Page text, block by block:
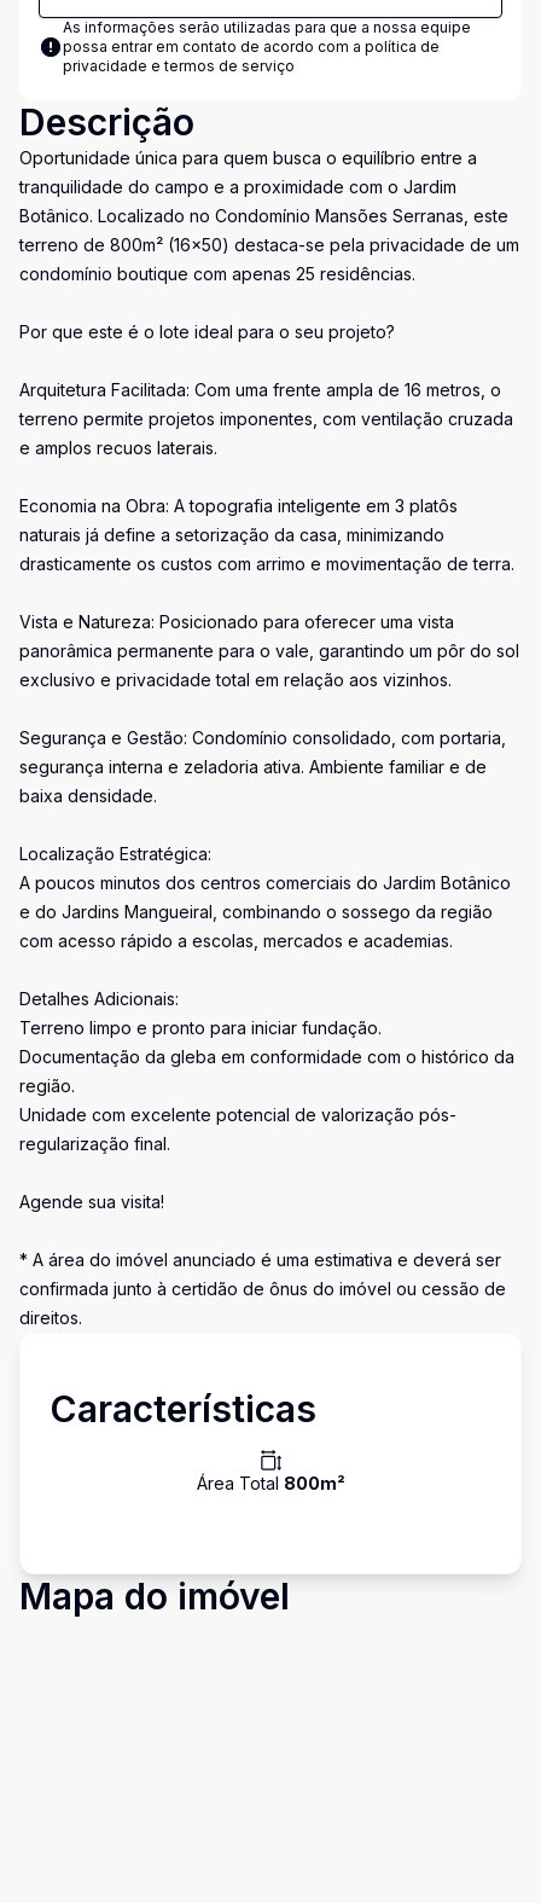
As informações serão utilizadas para que a nossa equipe
possa entrar em contato de acordo com a política de
privacidade e termos de serviço
Descrição
Oportunidade única para quem busca o equilíbrio entre a
tranquilidade do campo e a proximidade com o Jardim
Botânico. Localizado no Condomínio Mansões Serranas, este
terreno de 800m² (16x50) destaca-se pela privacidade de um
condomínio boutique com apenas 25 residências.
Por que este é o lote ideal para o seu projeto?
Arquitetura Facilitada: Com uma frente ampla de 16 metros, o
terreno permite projetos imponentes, com ventilação cruzada
e amplos recuos laterais.
Economia na Obra: A topografia inteligente em 3 platôs
naturais já define a setorização da casa, minimizando
drasticamente os custos com arrimo e movimentação de terra.
Vista e Natureza: Posicionado para oferecer uma vista
panorâmica permanente para o vale, garantindo um pôr do sol
exclusivo e privacidade total em relação aos vizinhos.
Segurança e Gestão: Condomínio consolidado, com portaria,
segurança interna e zeladoria ativa. Ambiente familiar e de
baixa densidade.
Localização Estratégica:
A poucos minutos dos centros comerciais do Jardim Botânico
e do Jardins Mangueiral, combinando o sossego da região
com acesso rápido a escolas, mercados e academias.
Detalhes Adicionais:
Terreno limpo e pronto para iniciar fundação.
Documentação da gleba em conformidade com o histórico da
região.
Unidade com excelente potencial de valorização pós-
regularização final.
Agende sua visita!
* A área do imóvel anunciado é uma estimativa e deverá ser
confirmada junto à certidão de ônus do imóvel ou cessão de
direitos.
Características
Área Total 800m²
Mapa do imóvel